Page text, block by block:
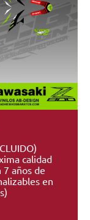
calidad
años de
en